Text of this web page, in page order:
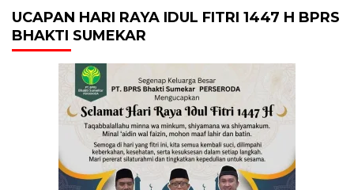
UCAPAN HARI RAYA IDUL FITRI 1447 H BPRS
BHAKTI SUMEKAR